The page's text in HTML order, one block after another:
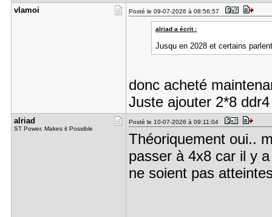
vlamoi Posté le 09-07-2026 à 08:56:57
alriad a écrit :
Jusqu en 2028 et certains
donc acheté
Juste ajouter 2*8
alriad
ST Power, Makes it Possible
Posté le 10-07-2026 à 09:11:04
Théoriquement oui..
passer à 4x8 car il y
ne soient pas